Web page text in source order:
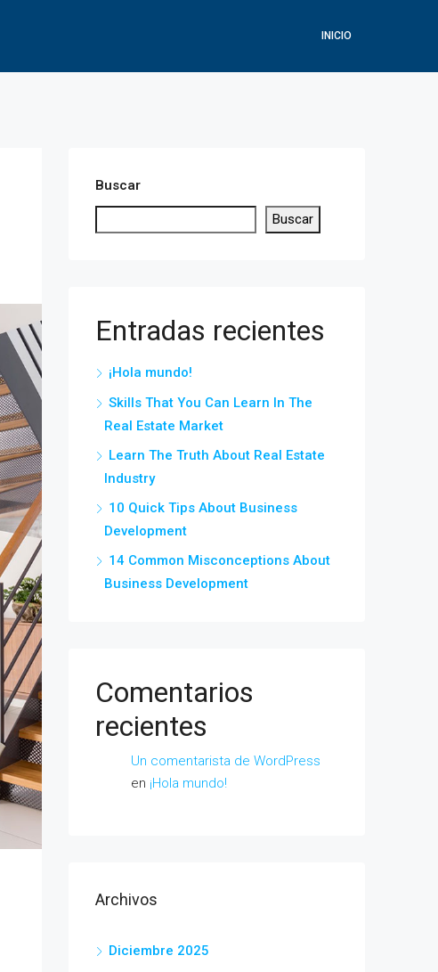
INICIO
Buscar
Buscar
Entradas recientes
¡Hola mundo!
Skills That You Can Learn In The
Real Estate Market
Learn The Truth About Real Estate
Industry
10 Quick Tips About Business
Development
14 Common Misconceptions About
Business Development
Comentarios
recientes
Un comentarista de WordPress
en ¡Hola mundo!
Archivos
Diciembre 2025